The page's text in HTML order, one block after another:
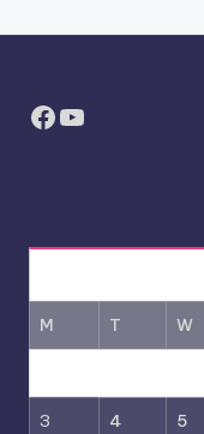
Facebook
YouTube
M T W
3 4 5